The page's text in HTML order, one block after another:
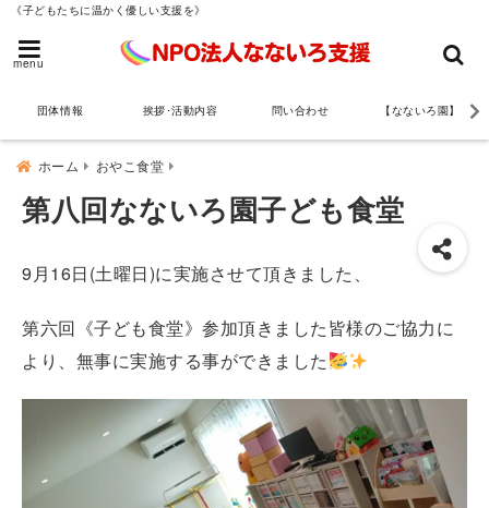
《子どもたちに温かく優しい支援を》
menu
団体情報 挨拶･活動内容 問い合わせ 【なないろ園】
ホーム おやこ食堂
第八回なないろ園子ども食堂
9月16日(土曜日)に実施させて頂きました、
第六回《子ども食堂》参加頂きました皆様のご協力に
より、無事に実施する事ができました